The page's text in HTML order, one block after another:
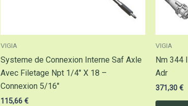
VIGIA
Systeme de Connexion Interne Saf Axle
Avec Filetage Npt 1/4″ X 18 –
Connexion 5/16″
115,66 €
VIGIA
Nm 344
Adr
371,30 €